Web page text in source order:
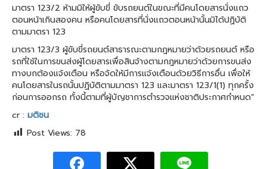
มาตรา 123/2 ห้ามมิให้ผู้ขับขี่ ขับรถยนต์ในขณะที่มีคนโดยสารนั่งแถว
ตอนหน้าเกินสองคน หรือคนโดยสารที่นั่งแถวตอนหน้านั้นมิได้ปฏิบัติ
ตามมาตรา 123
มาตรา 123/3 ผู้ขับขี่รถยนต์สาธารณะตามกฎหมายว่าด้วยรถยนต์ หรือ
รถที่ใช้ในการขนส่งผู้โดยสารเพื่อสินจ้างตามกฎหมายว่าด้วยการขนส่ง
ทางบกต้องแจ้งเตือน หรือจัดให้มีการแจ้งเตือนด้วยวิธีการอื่น เพื่อให้
คนโดยสารในรถนั้นปฏิบัติตามมาตรา 123 และมาตรา 123/1(1) ทุกครั้ง
ก่อนการออกรถ ทั้งนี้ตามที่ผู้บัญชาการตำรวจแห่งชาติประกาศกำหนด”
cr : มติชน
Post Views: 78